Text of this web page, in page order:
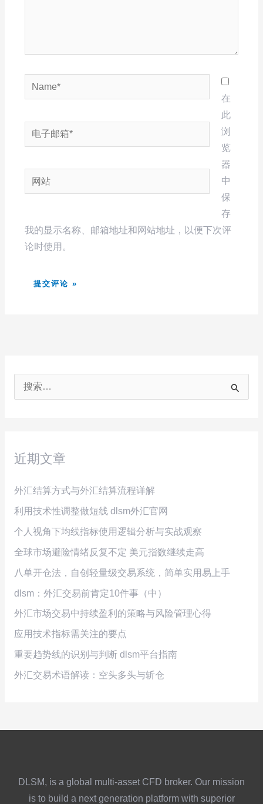
Name*
电
子
箱
*
网
站
在
此
浏
览
器
中
保
存
我的显示名称、邮箱地址和网站地址，以便下次评
论时使用。
近期文章
外汇结算方式与外汇结算流程详解
利用技术性调整做短线 dlsm外汇官网
个人视角下均线指标使用逻辑分析与实战观察
全球市场避险情绪反复不定 美元指数继续走高
八单开仓法，自创轻量级交易系统，简单实用易上手
dlsm：外汇交易前肯定10件事（中）
外汇市场交易中持续盈利的策略与风险管理心得
应用技术指标需关注的要点
重要趋势线的识别与判断 dlsm平台指南
外汇交易术语解读：空头多头与斩仓
DLSM, is a global multi-asset CFD broker. Our mission
is to build a next generation platform with superior